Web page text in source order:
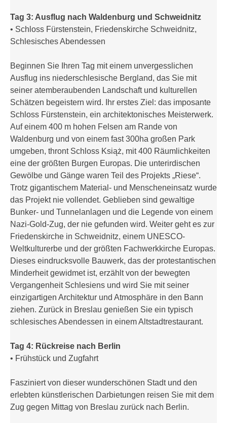
Tag 3: Ausflug nach Waldenburg und Schweidnitz
• Schloss Fürstenstein, Friedenskirche Schweidnitz,
Schlesisches Abendessen
Beginnen Sie Ihren Tag mit einem unvergesslichen
Ausflug ins niederschlesische Bergland, das Sie mit
seiner atemberaubenden Landschaft und kulturellen
Schätzen begeistern wird. Ihr erstes Ziel: das imposante
Schloss Fürstenstein, ein architektonisches Meisterwerk.
Auf einem 400 m hohen Felsen am Rande von
Waldenburg und von einem fast 300ha großen Park
umgeben, thront Schloss Książ, mit 400 Räumlichkeiten
eine der größten Burgen Europas. Die unterirdischen
Gewölbe und Gänge waren Teil des Projekts „Riese“.
Trotz gigantischem Material- und Menscheneinsatz wurde
das Projekt nie vollendet. Geblieben sind gewaltige
Bunker- und Tunnelanlagen und die Legende von einem
Nazi-Gold-Zug, der nie gefunden wird. Weiter geht es zur
Friedenskirche in Schweidnitz, einem UNESCO-
Weltkulturerbe und der größten Fachwerkkirche Europas.
Dieses eindrucksvolle Bauwerk, das der protestantischen
Minderheit gewidmet ist, erzählt von der bewegten
Vergangenheit Schlesiens und wird Sie mit seiner
einzigartigen Architektur und Atmosphäre in den Bann
ziehen. Zurück in Breslau genießen Sie ein typisch
schlesisches Abendessen in einem Altstadtrestaurant.
Tag 4: Rückreise nach Berlin
• Frühstück und Zugfahrt
Fasziniert von dieser wunderschönen Stadt und den
erlebten künstlerischen Darbietungen reisen Sie mit dem
Zug gegen Mittag von Breslau zurück nach Berlin.